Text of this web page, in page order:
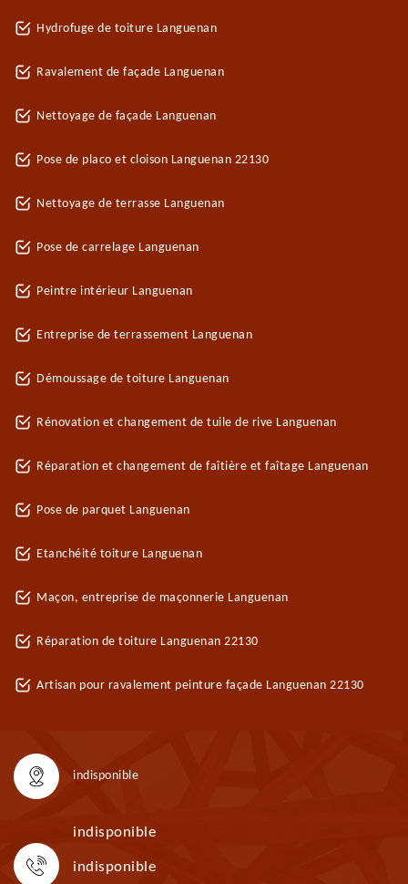
Hydrofuge de toiture Languenan
Ravalement de façade Languenan
Nettoyage de façade Languenan
Pose de placo et cloison Languenan 22130
Nettoyage de terrasse Languenan
Pose de carrelage Languenan
Peintre intérieur Languenan
Entreprise de terrassement Languenan
Démoussage de toiture Languenan
Rénovation et changement de tuile de rive Languenan
Réparation et changement de faîtière et faîtage Languenan
Pose de parquet Languenan
Etanchéité toiture Languenan
Maçon, entreprise de maçonnerie Languenan
Réparation de toiture Languenan 22130
Artisan pour ravalement peinture façade Languenan 22130
indisponible
indisponible
indisponible